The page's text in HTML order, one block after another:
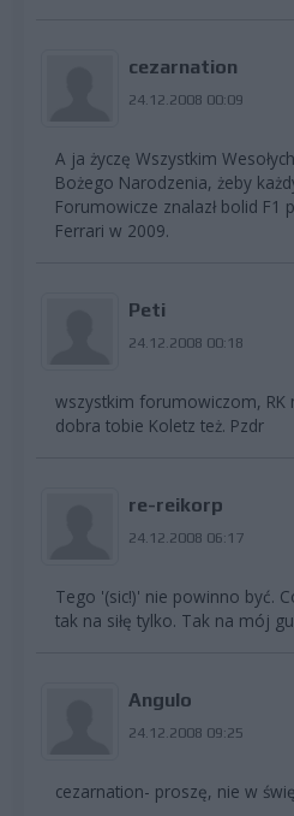
cezarnation
24.12.2008 00:09
A ja życzę Wszystkim
Bożego Narodzenia, żeby
Forumowicze znalazł bolid F1
Ferrari w 2009.
Peti
24.12.2008 00:18
wszystkim forumowiczom, RK
dobra tobie Koletz też. Pzdr
re-reikorp
24.12.2008 06:17
Tego '(sic!)' nie powinno być.
tak na siłę tylko. Tak na mój
Angulo
24.12.2008 09:25
cezarnation- proszę, nie w